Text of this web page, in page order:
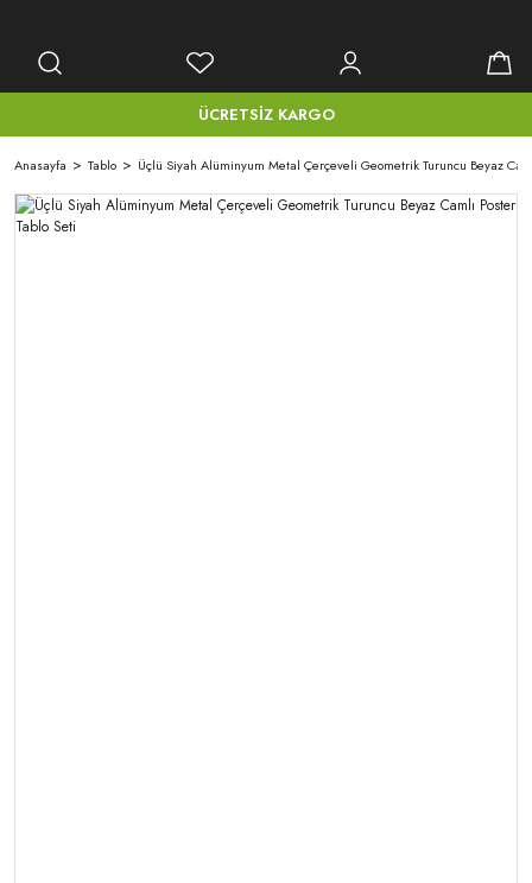
ÜCRETSİZ KARGO
Anasayfa Tablo Üçlü Siyah Alüminyum Metal Çerçeveli Geometrik Turuncu Beyaz